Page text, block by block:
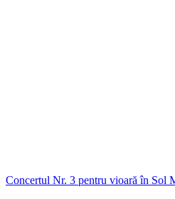
Concertul Nr. 3 pentru vioară în Sol